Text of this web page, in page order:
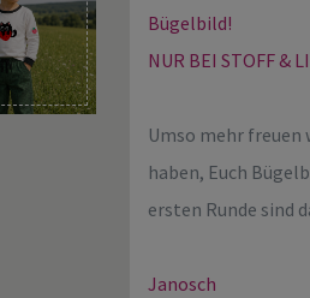
Bügelbild!
NUR BEI STOFF &
Umso mehr freuen
haben, Euch
ersten Runde sind
Janosch